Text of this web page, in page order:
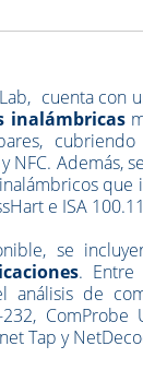
cuenta con
inalámbricas
NFC. Además,
e ISA
se
. Entre
de
ComProbe
Tap y